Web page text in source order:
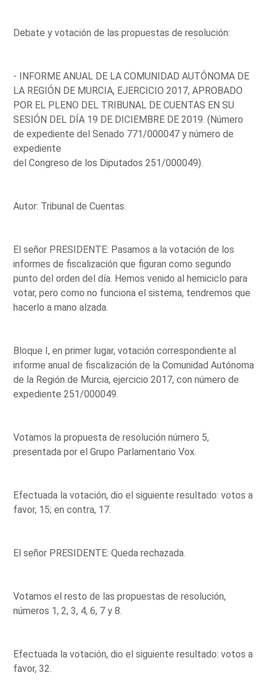
Debate y votación de las propuestas de resolución:
- INFORME ANUAL DE LA COMUNIDAD AUTÓNOMA DE
LA REGIÓN DE MURCIA, EJERCICIO 2017, APROBADO
POR EL PLENO DEL TRIBUNAL DE CUENTAS EN SU
SESIÓN DEL DÍA 19 DE DICIEMBRE DE 2019. (Número
de expediente del Senado 771/000047 y número de
expediente
del Congreso de los Diputados 251/000049).
Autor: Tribunal de Cuentas.
El señor PRESIDENTE: Pasamos a la votación de los
informes de fiscalización que figuran como segundo
punto del orden del día. Hemos venido al hemiciclo para
votar, pero como no funciona el sistema, tendremos que
hacerlo a mano alzada.
Bloque I, en primer lugar, votación correspondiente al
informe anual de fiscalización de la Comunidad Autónoma
de la Región de Murcia, ejercicio 2017, con número de
expediente 251/000049.
Votamos la propuesta de resolución número 5,
presentada por el Grupo Parlamentario Vox.
Efectuada la votación, dio el siguiente resultado: votos a
favor, 15; en contra, 17.
El señor PRESIDENTE: Queda rechazada.
Votamos el resto de las propuestas de resolución,
números 1, 2, 3, 4, 6, 7 y 8.
Efectuada la votación, dio el siguiente resultado: votos a
favor, 32.